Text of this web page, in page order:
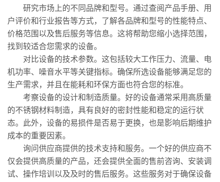
研究市场上的不同品牌和型号。通过查阅产品手册、用
户评价和行业报告等方式，了解各品牌和型号的性能特点、
价格范围以及售后服务等信息。这将帮助您缩小选择范围，
找到较适合您需求的设备。
对比设备的技术参数。这包括较大工作压力、流量、电
机功率、噪音水平等关键指标。确保所选设备能够满足您的
生产需求，并且在能耗和环保方面也符合您的标准。
考察设备的设计和制造质量。好的设备通常采用高质量
的不锈钢材料制造，具有良好的密封性能和稳定的运行状
态。此外，设备的易损件是否易于更换，也是影响后期维护
成本的重要因素。
询问供应商提供的技术支持和服务。一个好的供应商不
仅会提供高质量的产品，还会提供全面的售前咨询、安装调
试、操作培训以及及时的售后服务。这些服务对于确保设备